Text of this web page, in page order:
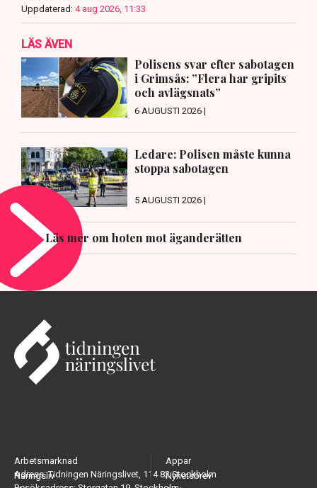
Uppdaterad: 4 aug 2026, 11:33
LÄS ÄVEN
Polisens svar efter sabotagen
i Grimsås: ”Flera har gripits
och avlägsnats”
6 AUGUSTI 2026 |
Ledare: Polisen måste kunna
stoppa sabotagen
5 AUGUSTI 2026 |
Läs mer om hoten mot äganderätten
Adress: Tidningen Näringslivet, 114 82 Stockholm
Arbetsmarknad
Näringsliv
Appar
Nyhetsbrev